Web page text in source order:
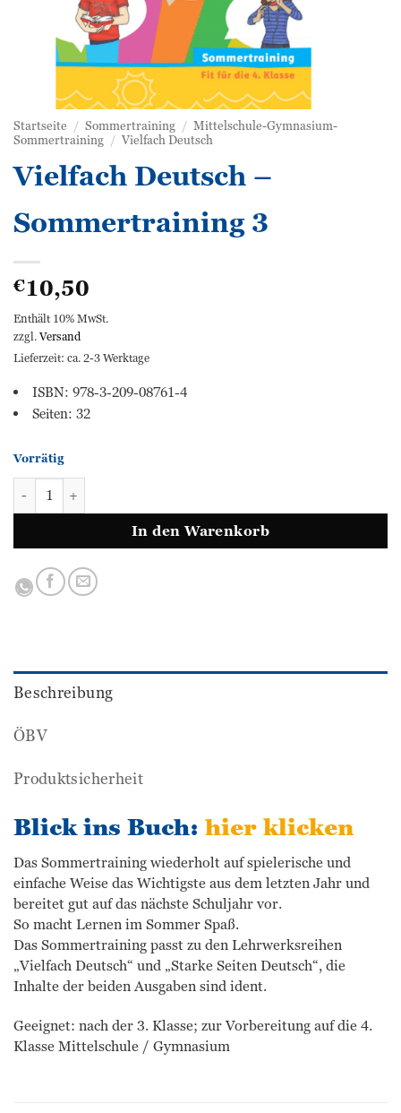
Startseite / Sommertraining / Mittelschule-Gymnasium-
Sommertraining / Vielfach Deutsch
Vielfach Deutsch –
Sommertraining 3
€10,50
Enthält 10% MwSt.
zzgl.Versand
Lieferzeit: ca. 2-3 Werktage
ISBN: 978-3-209-08761-4
Seiten: 32
Vorrätig
Vielfach Deutsch - Sommertraining 3 Menge
In den Warenkorb
Beschreibung
ÖBV
Produktsicherheit
Blick ins Buch: hier klicken
Das Sommertraining wiederholt auf spielerische und
einfache Weise das Wichtigste aus dem letzten Jahr und
bereitet gut auf das nächste Schuljahr vor.
So macht Lernen im Sommer Spaß.
Das Sommertraining passt zu den Lehrwerksreihen
„Vielfach Deutsch“ und „Starke Seiten Deutsch“, die
Inhalte der beiden Ausgaben sind ident.
Geeignet: nach der 3. Klasse; zur Vorbereitung auf die 4.
Klasse Mittelschule / Gymnasium